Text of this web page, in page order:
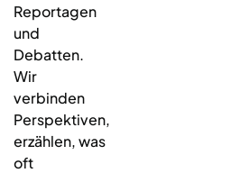
Reportagen
und
Debatten.
Wir
verbinden
Perspektiven,
erzählen, was
oft